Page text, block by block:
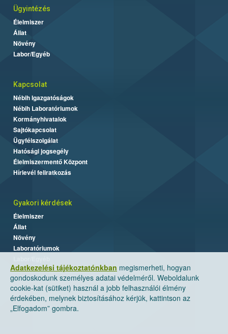
Adatkezelési tájékoztatónkban megismerheti, hogyan
gondoskodunk személyes adatai védelméről. Weboldalunk
cookie-kat (sütiket) használ a jobb felhasználói élmény
érdekében, melynek biztosításához kérjük, kattintson az
„Elfogadom” gombra.
Ügyintézés
Élelmiszer
Állat
Növény
Labor/Egyéb
Kapcsolat
Nébih Igazgatóságok
Nébih Laboratóriumok
Kormányhivatalok
Sajtókapcsolat
Ügyfélszolgálat
Hatósági jogsegély
Élelmiszermentő Központ
Hírlevél feliratkozás
Gyakori kérdések
Élelmiszer
Állat
Növény
Laboratóriumok